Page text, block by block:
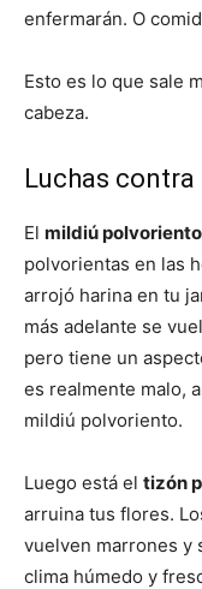
enfermarán. O
Esto es lo que sale
cabeza.
Luchas
El mildiú polvoriento
polvorientas en las
arrojó harina en tu
más adelante se
pero tiene un
es realmente malo,
mildiú polvoriento.
Luego está el tizón
arruina tus flores.
vuelven marrones y
clima húmedo y